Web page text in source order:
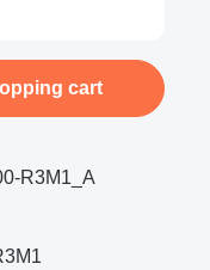
desired
cart
R3M1_A